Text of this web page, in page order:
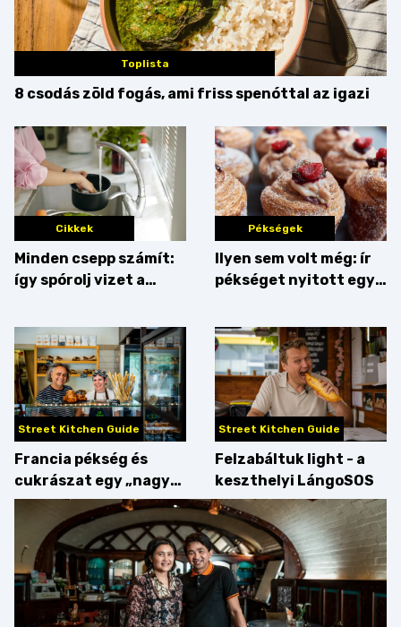
Toplista
8 csodás zöld fogás, ami friss spenóttal az igazi
Cikkek
Minden csepp számít:
így spórolj vizet a
Pékségek
Ilyen sem volt még: ír
pékséget nyitott egy
Street Kitchen Guide
Francia pékség és
cukrászat egy „nagy
csipetnyi” empátiával
Street Kitchen Guide
Felzabáltuk light - a
keszthelyi LángoSOS